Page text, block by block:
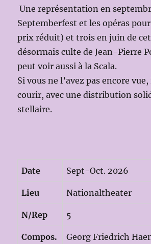
Une représentation en
Septemberfest et les opéras
prix réduit) et trois en juin de
désormais culte de Jean-Pierre
peut voir aussi à la Scala.
Si vous ne l’avez pas encore
courir, avec une distribution
stellaire.
Date Sept-Oct. 2026
Lieu Nationaltheater
N/Rep 5
Compos. Georg Friedrich